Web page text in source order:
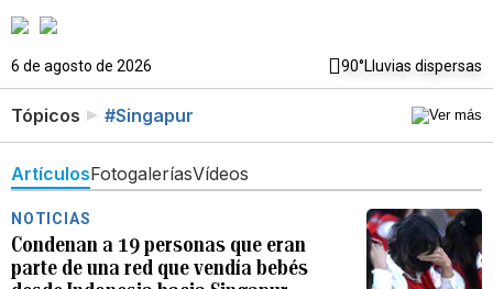
6 de agosto de 2026 90°Lluvias dispersas
Tópicos #Singapur
ArtículosFotogaleríasVídeos
NOTICIAS
Condenan a 19 personas que eran
parte de una red que vendía bebés